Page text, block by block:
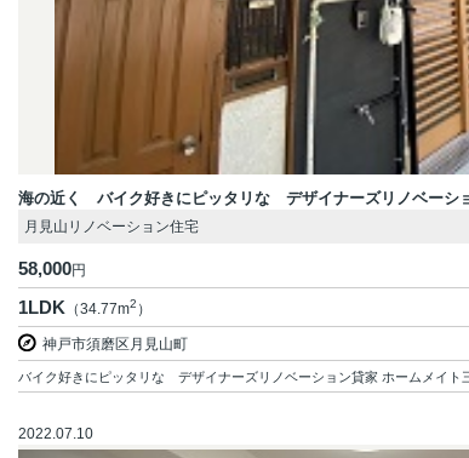
海の近く バイク好きにピッタリな デザイナーズリノベーシ
月見山リノベーション住宅
58,000円
1LDK （34.77m2 ）
神戸市須磨区月見山町
バイク好きにピッタリな デザイナーズリノベーション貸家 ホームメイト
2022.07.10